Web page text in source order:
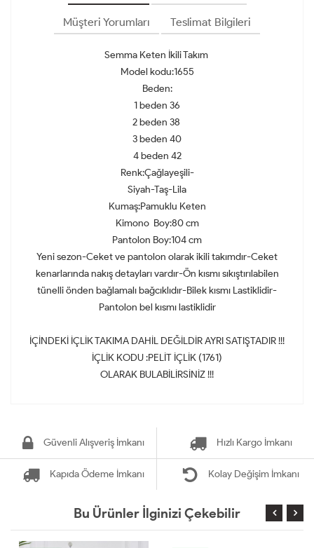
Müşteri Yorumları Teslimat Bilgileri
Semma Keten İkili Takım
Model kodu:1655
Beden:
1 beden 36
2 beden 38
3 beden 40
4 beden 42
Renk:Çağlayeşili-
Siyah-Taş-Lila
Kumaş:Pamuklu Keten
Kimono Boy:80 cm
Pantolon Boy:104 cm
Yeni sezon-Ceket ve pantolon olarak ikili takımdır-Ceket
kenarlarında nakış detayları vardır-Ön kısmı sıkıştırılabilen
tünelli önden bağlamalı bağcıklıdır-Bilek kısmı Lastiklidir-
Pantolon bel kısmı lastiklidir
İÇİNDEKİ İÇLİK TAKIMA DAHİL DEĞİLDİR AYRI SATIŞTADIR !!!
İÇLİK KODU :PELİT İÇLİK (1761)
OLARAK BULABİLİRSİNİZ !!!
Güvenli Alışveriş İmkanı Hızlı Kargo İmkanı
Kapıda Ödeme İmkanı Kolay Değişim İmkanı
Bu Ürünler İlginizi Çekebilir